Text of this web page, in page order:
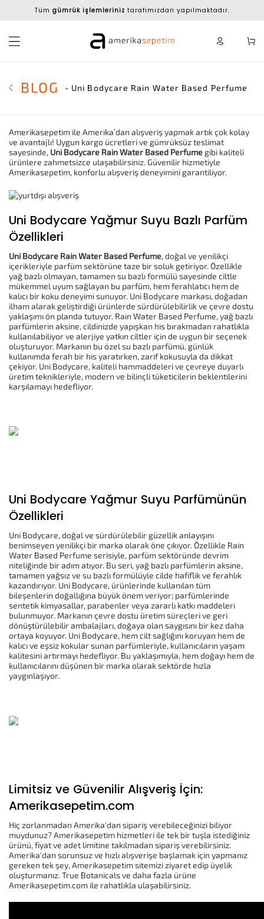
Tüm gümrük işlemleriniz tarafımızdan yapılmaktadır.
BLOG - Uni Bodycare Rain Water Based Perfume
Amerikasepetim ile Amerika’dan alışveriş yapmak artık çok kolay
ve avantajlı! Uygun kargo ücretleri ve gümrüksüz teslimat
sayesinde, Uni Bodycare Rain Water Based Perfume gibi kaliteli
ürünlere zahmetsizce ulaşabilirsiniz. Güvenilir hizmetiyle
Amerikasepetim, konforlu alışveriş deneyimini garantiliyor.
Uni Bodycare Yağmur Suyu Bazlı Parfüm
Özellikleri
Uni Bodycare Rain Water Based Perfume, doğal ve yenilikçi
içerikleriyle parfüm sektörüne taze bir soluk getiriyor. Özellikle
yağ bazlı olmayan, tamamen su bazlı formülü sayesinde ciltle
mükemmel uyum sağlayan bu parfüm, hem ferahlatıcı hem de
kalıcı bir koku deneyimi sunuyor. Uni Bodycare markası, doğadan
ilham alarak geliştirdiği ürünlerde sürdürülebilirlik ve çevre dostu
yaklaşımı ön planda tutuyor. Rain Water Based Perfume, yağ bazlı
parfümlerin aksine, cildinizde yapışkan his bırakmadan rahatlıkla
kullanılabiliyor ve alerjiye yatkın ciltler için de uygun bir seçenek
oluşturuyor. Markanın bu özel su bazlı parfümü, günlük
kullanımda ferah bir his yaratırken, zarif kokusuyla da dikkat
çekiyor. Uni Bodycare, kaliteli hammaddeleri ve çevreye duyarlı
üretim teknikleriyle, modern ve bilinçli tüketicilerin beklentilerini
karşılamayı hedefliyor.
Uni Bodycare Yağmur Suyu Parfümünün
Özellikleri
Uni Bodycare, doğal ve sürdürülebilir güzellik anlayışını
benimseyen yenilikçi bir marka olarak öne çıkıyor. Özellikle Rain
Water Based Perfume serisiyle, parfüm sektöründe devrim
niteliğinde bir adım atıyor. Bu seri, yağ bazlı parfümlerin aksine,
tamamen yağsız ve su bazlı formülüyle cilde hafiflik ve ferahlık
kazandırıyor. Uni Bodycare, ürünlerinde kullanılan tüm
bileşenlerin doğallığına büyük önem veriyor; parfümlerinde
sentetik kimyasallar, parabenler veya zararlı katkı maddeleri
bulunmuyor. Markanın çevre dostu üretim süreçleri ve geri
dönüştürülebilir ambalajları, doğaya olan saygısını bir kez daha
ortaya koyuyor. Uni Bodycare, hem cilt sağlığını koruyan hem de
kalıcı ve eşsiz kokular sunan parfümleriyle, kullanıcıların yaşam
kalitesini artırmayı hedefliyor. Bu yaklaşımıyla, hem doğayı hem de
kullanıcılarını düşünen bir marka olarak sektörde hızla
yaygınlaşıyor.
Limitsiz ve Güvenilir Alışveriş İçin:
Amerikasepetim.com
Hiç zorlanmadan Amerika'dan sipariş verebileceğinizi biliyor
muydunuz? Amerikasepetim hizmetleri ile tek bir tuşla istediğiniz
ürünü, fiyat ve adet limitine takılmadan sipariş verebilirsiniz.
Amerika'dan sorunsuz ve hızlı alışverişe başlamak için yapmanız
gereken tek şey, Amerikasepetim sitemizi ziyaret edip üyelik
oluşturmanız. True Botanicals ve daha fazla ürüne
Amerikasepetim.com ile rahatlıkla ulaşabilirsiniz.